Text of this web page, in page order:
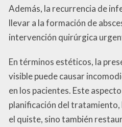
Además, la recurrencia de
llevar a la formación de
intervención quirúrgica
En términos estéticos, la
visible puede causar
en los pacientes. Este
planificación del tratamiento,
el quiste, sino también